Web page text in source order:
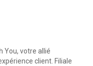
You, votre allié
client. Filiale